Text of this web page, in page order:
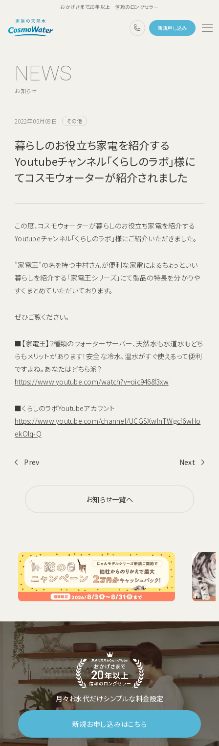
おかげさまで20年以上 信頼のロングセラー
0120-1132-99
新規申し込み
天然水のある暮らし
ユーザーボイス
よくあるご質問
料金・ご利用案内
キャンペーン
お知らせ
ご利用中のお客さま
企業情報
新規お申し込みはこちら
0120-1132-99
NEWS
お知らせ
2022年05月09日 その他
暮らしのお役立ち家電を紹介する
Youtubeチャンネル「くらしのラボ」様に
てコスモウォーターが紹介されました
この度、コスモウォーターが暮らしのお役立ち家電を紹介する
Youtubeチャンネル「くらしのラボ」様にご紹介いただきました。
”家電王”の名を持つ中村さんが便利な家電によるちょっといい
暮らしを紹介する「家電王シリーズ」にて製品の特長を分かりや
すくまとめていただいております。
ぜひご覧ください。
■【家電王】2種類のウォーターサーバー、天然水も水道水もどち
らもメリットがあります！安全な冷水、温水がすぐ使えるって便利
ですよね。あなたはどちら派？
https://www.youtube.com/watch?v=oic9468f3xw
■くらしのラボYoutubeアカウント
https://www.youtube.com/channel/UCGSXwlnTWgcf6wHo
ekOlq-Q
Prev Next
お知らせ一覧へ
月々お水代だけシンプルな料金設定
新規お申し込みはこちら